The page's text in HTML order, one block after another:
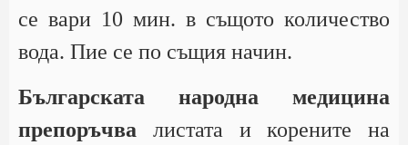
се вари 10 мин. в същото количество
вода. Пие се по същия начин.
Българската народна медицина
препоръчва листата и корените на